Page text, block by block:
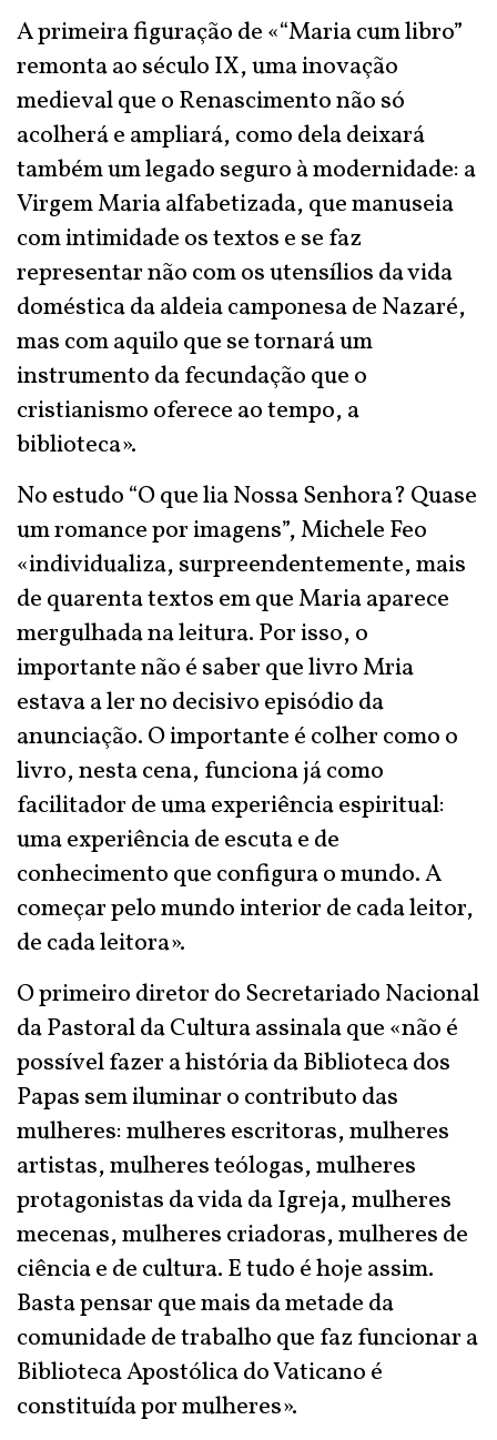
A primeira figuração de «“Maria cum libro”
remonta ao século IX, uma inovação
medieval que o Renascimento não só
acolherá e ampliará, como dela deixará
também um legado seguro à modernidade: a
Virgem Maria alfabetizada, que manuseia
com intimidade os textos e se faz
representar não com os utensílios da vida
doméstica da aldeia camponesa de Nazaré,
mas com aquilo que se tornará um
instrumento da fecundação que o
cristianismo oferece ao tempo, a
biblioteca».
No estudo “O que lia Nossa Senhora? Quase
um romance por imagens”, Michele Feo
«individualiza, surpreendentemente, mais
de quarenta textos em que Maria aparece
mergulhada na leitura. Por isso, o
importante não é saber que livro Mria
estava a ler no decisivo episódio da
anunciação. O importante é colher como o
livro, nesta cena, funciona já como
facilitador de uma experiência espiritual:
uma experiência de escuta e de
conhecimento que configura o mundo. A
começar pelo mundo interior de cada leitor,
de cada leitora».
O primeiro diretor do Secretariado Nacional
da Pastoral da Cultura assinala que «não é
possível fazer a história da Biblioteca dos
Papas sem iluminar o contributo das
mulheres: mulheres escritoras, mulheres
artistas, mulheres teólogas, mulheres
protagonistas da vida da Igreja, mulheres
mecenas, mulheres criadoras, mulheres de
ciência e de cultura. E tudo é hoje assim.
Basta pensar que mais da metade da
comunidade de trabalho que faz funcionar a
Biblioteca Apostólica do Vaticano é
constituída por mulheres».